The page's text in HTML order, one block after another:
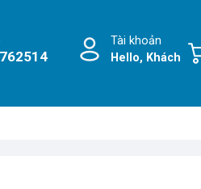
Tài khoản
Hello, Khách